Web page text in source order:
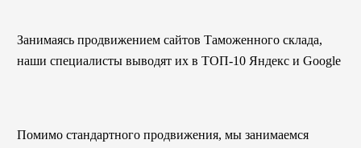
Занимаясь продвижением сайтов Таможенного склада,
наши специалисты выводят их в ТОП-10 Яндекс и Google
Помимо стандартного продвижения, мы занимаемся